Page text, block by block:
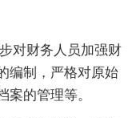
对财务人员加强财
编制，严格对原始
案的管理等。